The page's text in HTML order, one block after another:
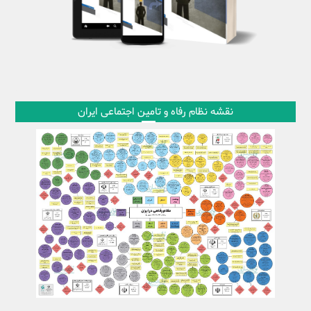
نقشه نظام رفاه و تامین اجتماعی ایران